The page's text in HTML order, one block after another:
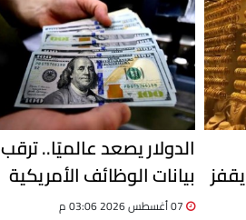
الذهب بمصر.. عيار 21 يقفز
الدولار يصعد عالميًا.. ترقب
بيانات الوظائف الأمريكية
يحسم اتجاه العملة